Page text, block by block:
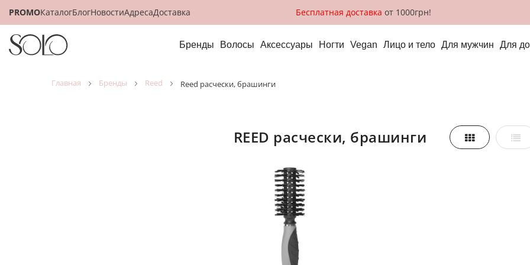
PROMOКаталогБлогНовостиАдресаДоставка Бесплатная доставка от 1000грн!
Бренды Волосы Аксессуары Ногти Vegan Лицо и тело Для мужчин Для
главная бренды reed reed расчески, брашинги
REED расчески, брашинги
Посмотреть,
Сетка